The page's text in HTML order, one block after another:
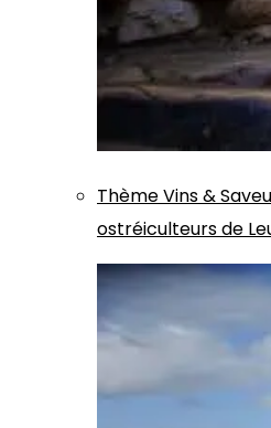
ThèmeVins &
ostréiculteurs de